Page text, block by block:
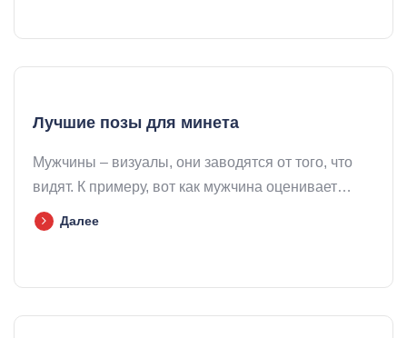
Лучшие позы для минета
Мужчины – визуалы, они заводятся от того, что
видят. К примеру, вот как мужчина оценивает…
Далее